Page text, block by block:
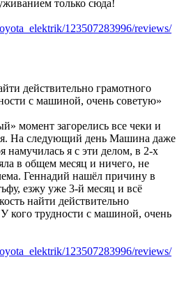
только сюда!
123507283996/reviews/
действительно грамотного
с машиной, очень советую»
момент загорелись все чеки и
На следующий день Машина даже
намучилась я с эти делом, в 2-х
в общем месяц и ничего, не
Геннадий нашёл причину в
езжу уже 3-й месяц и всё
найти действительно
кого трудности с машиной, очень
123507283996/reviews/